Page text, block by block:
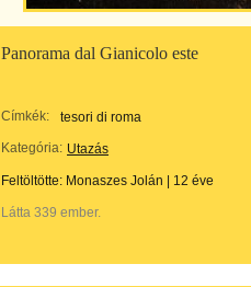
Panorama dal Gianicolo este
Címkék:
tesori di roma
Kategória: Utazás
Feltöltötte: Monaszes Jolán 12 éve
Látta 339 ember.